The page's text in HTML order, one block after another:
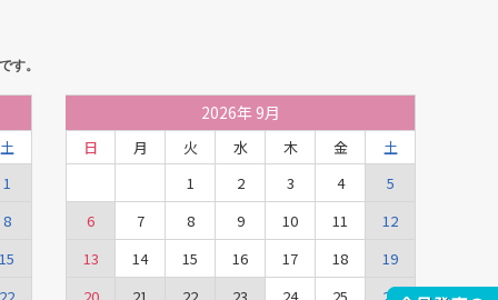
す。
土
1
8
15
2026年 9月
日 月 火 水 木 金
土
1
2 3 4
5
6
7 8 9 10 11
12
13
14 15 16 17 18
19